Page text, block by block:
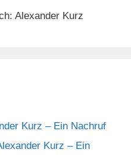
Alexander Kurz
Kurz – Ein Nachruf
Kurz – Ein